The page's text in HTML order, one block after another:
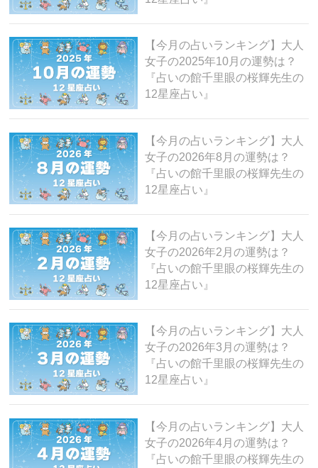
【今月の占いランキング】大人
女子の2025年10月の運勢は？
『占いの館千里眼の桜輝先生の
12星座占い』
【今月の占いランキング】大人
女子の2026年8月の運勢は？
『占いの館千里眼の桜輝先生の
12星座占い』
【今月の占いランキング】大人
女子の2026年2月の運勢は？
『占いの館千里眼の桜輝先生の
12星座占い』
【今月の占いランキング】大人
女子の2026年3月の運勢は？
『占いの館千里眼の桜輝先生の
12星座占い』
【今月の占いランキング】大人
女子の2026年4月の運勢は？
『占いの館千里眼の桜輝先生の